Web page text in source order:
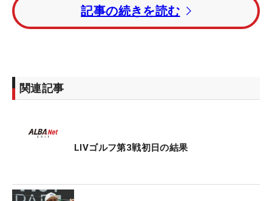
注目選手ではダスティン・ジョンソン（米国）が7
チーム戦はブルックス・ケプカが主将を務める『ス
てトップに立っている。
ム戦優勝には300万ドル（約3億9800万円）が与え
記事の続きを読む
関連記事
LIVゴルフ第3戦初日の結果